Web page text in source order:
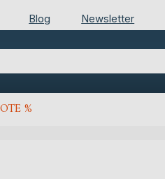
Blog Newsletter
%